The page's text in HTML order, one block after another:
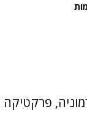
פרקטיקה